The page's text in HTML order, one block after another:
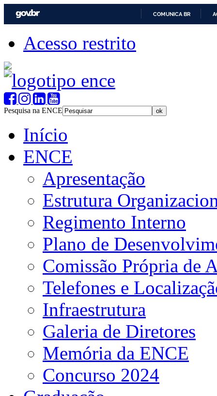
COMUNICA BR
Acesso restrito
Pesquisa na ENCE
Início
ENCE
Apresentação
Estrutura
Regimento Interno
Plano de
Comissão Própria de
Telefones e
Infraestrutura
Galeria de Diretores
Memória da ENCE
Concurso 2024